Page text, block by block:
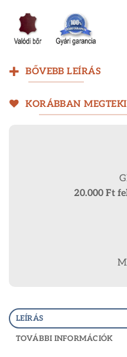
BŐVEBB LEÍRÁS
KORÁBBAN
20.000 Ft
LEÍRÁS
TOVÁBBI INFORMÁCIÓK